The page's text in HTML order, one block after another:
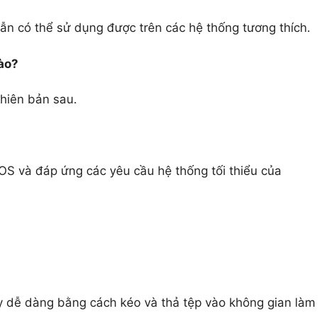
có thể sử dụng được trên các hệ thống tương thích.
bản sau.
và đáp ứng các yêu cầu hệ thống tối thiểu của
dễ dàng bằng cách kéo và thả tệp vào không gian làm